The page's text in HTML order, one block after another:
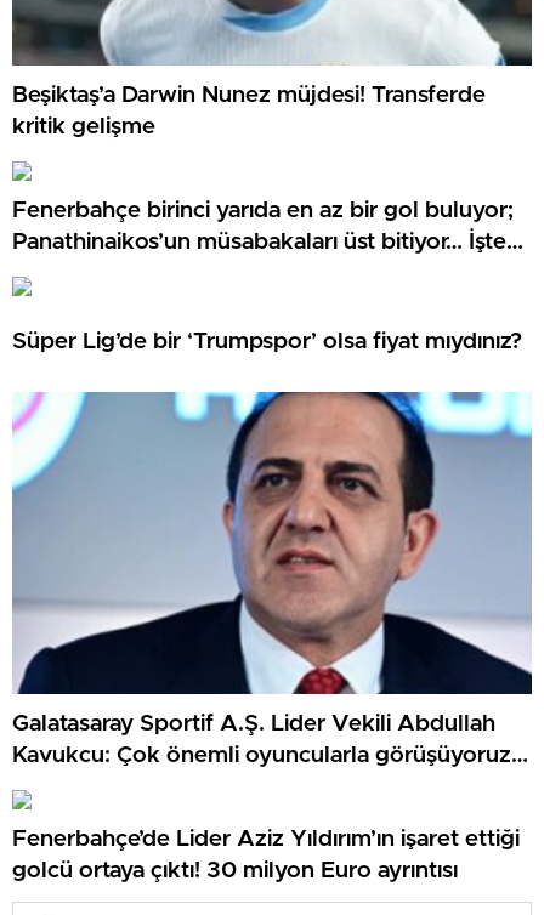
Beşiktaş’a Darwin Nunez müjdesi! Transferde
kritik gelişme
Fenerbahçe birinci yarıda en az bir gol buluyor;
Panathinaikos’un müsabakaları üst bitiyor… İşte
Misli’den Günün Tüyoları!
Süper Lig’de bir ‘Trumpspor’ olsa fiyat mıydınız?
Galatasaray Sportif A.Ş. Lider Vekili Abdullah
Kavukcu: Çok önemli oyuncularla görüşüyoruz,
para harcayacağız
Fenerbahçe’de Lider Aziz Yıldırım’ın işaret ettiği
golcü ortaya çıktı! 30 milyon Euro ayrıntısı